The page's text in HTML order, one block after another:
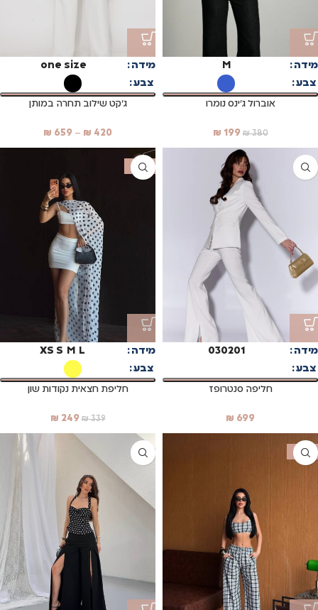
מידה
M
צבע
אוברול ג'ינס נומרו
₪380
₪ 199
מידה
one size
צבע
ג'קט שילוב תחרה במותן
₪ 420
–
₪ 659
מידה 01
02
03
צבע
חליפה סנטרופז
₪ 699
SALE
מידה L
M
S
XS
צבע
חליפת חצאית נקודות שון
₪339
₪ 249
SALE